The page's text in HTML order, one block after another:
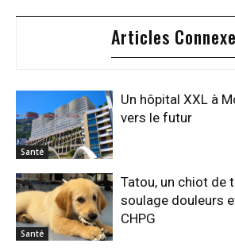
Articles
Santé
Un hôpital XXL à
vers le futur
Santé
Tatou, un chiot de
soulage douleurs
CHPG